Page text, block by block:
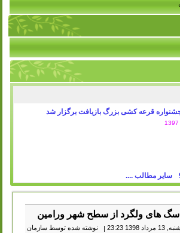
قرعه کشی بزرگ بازیافت برگزار شد
سایر مطالب ....
های ولگرد از سطح شهر ورامین
23:23
|
نوشته شده توسط سازمان